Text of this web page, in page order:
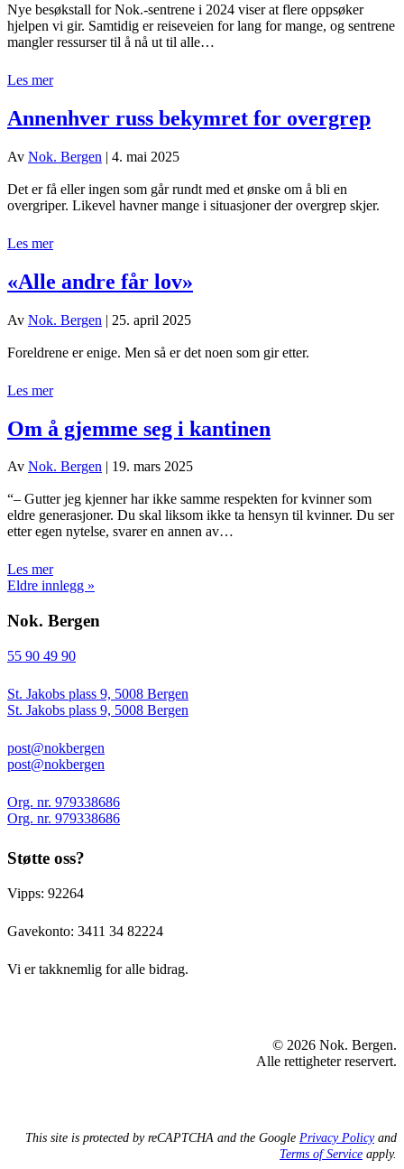
Nye besøkstall for Nok.-sentrene i 2024 viser at flere oppsøker
hjelpen vi gir. Samtidig er reiseveien for lang for mange, og sentrene
mangler ressurser til å nå ut til alle…
Les mer
Annenhver russ bekymret for overgrep
Av Nok. Bergen | 4. mai 2025
Det er få eller ingen som går rundt med et ønske om å bli en
overgriper. Likevel havner mange i situasjoner der overgrep skjer.
Les mer
«Alle andre får lov»
Av Nok. Bergen | 25. april 2025
Foreldrene er enige. Men så er det noen som gir etter.
Les mer
Om å gjemme seg i kantinen
Av Nok. Bergen | 19. mars 2025
“– Gutter jeg kjenner har ikke samme respekten for kvinner som
eldre generasjoner. Du skal liksom ikke ta hensyn til kvinner. Du ser
etter egen nytelse, svarer en annen av…
Les mer
Eldre innlegg »
Nok. Bergen
55 90 49 90
St. Jakobs plass 9, 5008 Bergen
St. Jakobs plass 9, 5008 Bergen
post@nokbergen
post@nokbergen
Org. nr. 979338686
Org. nr. 979338686
Støtte oss?
Vipps: 92264
Gavekonto: 3411 34 82224
Vi er takknemlig for alle bidrag.
© 2026 Nok. Bergen.
Alle rettigheter reservert.
This site is protected by reCAPTCHA and the Google Privacy Policyand
Terms of Service apply.